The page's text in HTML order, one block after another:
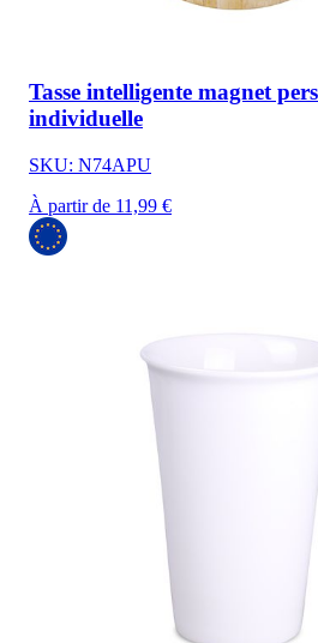
Tasse intelligente magnet
individuelle
SKU: N74APU
À partir de 11,99 €